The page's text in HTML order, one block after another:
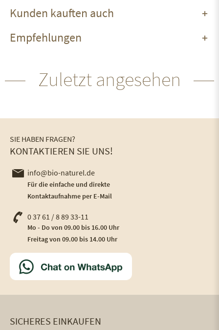
Kunden kauften auch
Empfehlungen
Zuletzt angesehen
SIE HABEN FRAGEN?
KONTAKTIEREN SIE UNS!
info@bio-naturel.de
Für die einfache und direkte
Kontaktaufnahme per E-Mail
0 37 61 / 8 89 33-11
Mo - Do von 09.00 bis 16.00 Uhr
Freitag von 09.00 bis 14.00 Uhr
SICHERES EINKAUFEN